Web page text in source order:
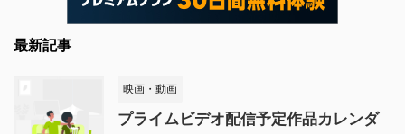
最新記事
映画・動画
プライムビデオ配信予定作品カレンダ